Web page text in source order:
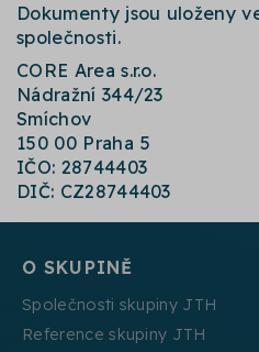
Dokumenty jsou uloženy
společnosti.
CORE Area s.r.o.
Nádražní 344/23
Smíchov
150 00 Praha 5
IČO: 28744403
DIČ: CZ28744403
O SKUPINĚ
Společnosti skupiny JTH
Reference skupiny JTH